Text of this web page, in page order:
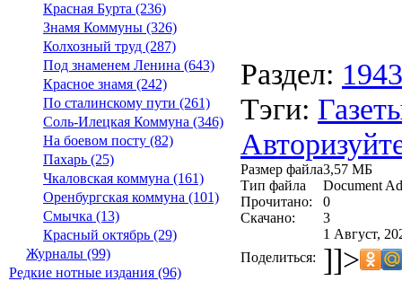
Красная Бурта (236)
Знамя Коммуны (326)
Колхозный труд (287)
Под знаменем Ленина (643)
Красное знамя (242)
По сталинскому пути (261)
Соль-Илецкая Коммуна (346)
На боевом посту (82)
Пахарь (25)
Чкаловская коммуна (161)
Оренбургская коммуна (101)
Смычка (13)
Красный октябрь (29)
Журналы (99)
Редкие нотные издания (96)
Раздел: 1943
Тэги:
Размер файла3,57 МБ
Тип файла
Document
Прочитано:
0
Скачано:
3
1 Август,
Поделиться: ]]>